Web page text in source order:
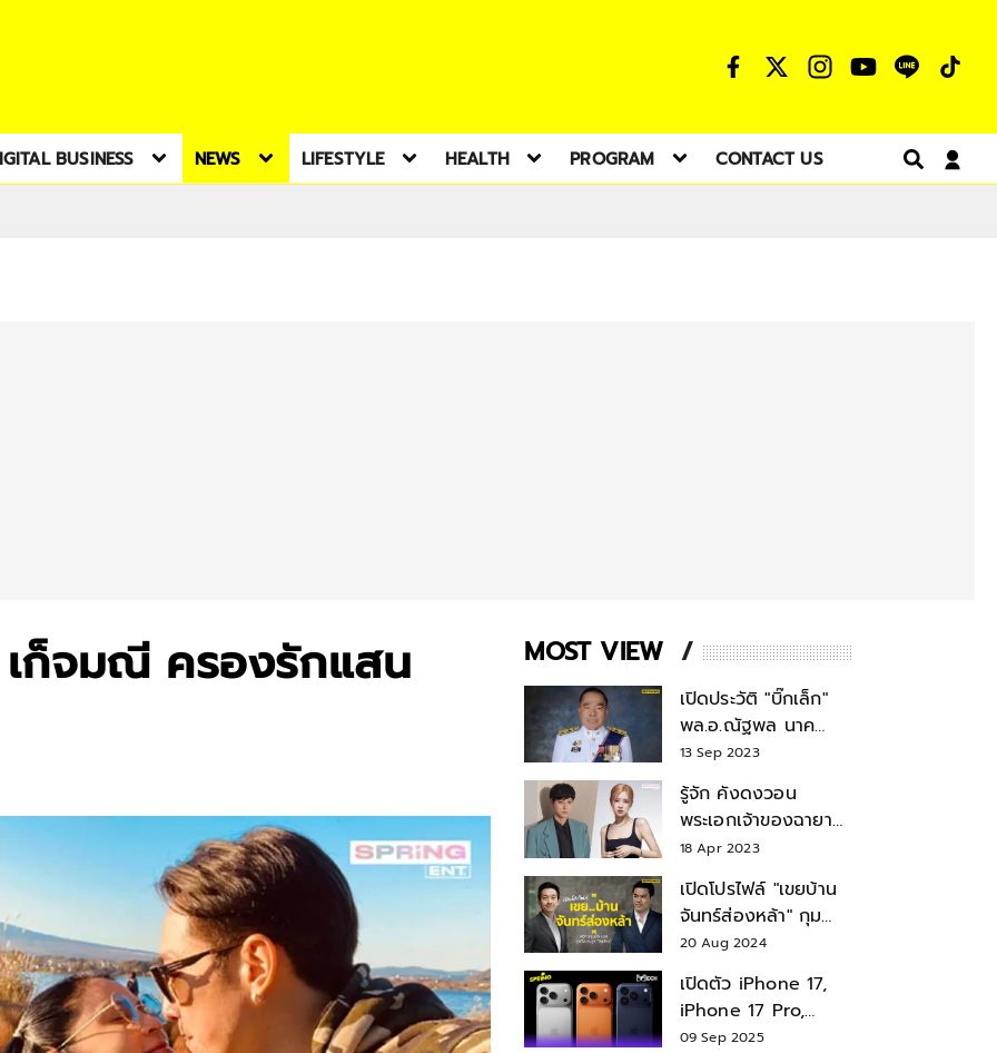
BUSINESS NEWS LIFESTYLE HEALTH PROGRAM CONTACT US
เก็จมณี ครองรักแสน MOST VIEW
เปิดประวัติ "บิ๊กเล็ก"
พล.อ.ณัฐพล นาค
พาณิชย์ จากเลขาฯ
สมช.-เลขาฯ
รมว.กลาโหม
13 Sep 2023
รู้จัก คังดงวอน
พระเอกเจ้าของฉายา
สมบัติแห่งชาติ หลังมี
18 Apr 2023
เปิดโปรไฟล์ "เขยบ้าน
จันทร์ส่องหล้า" กุม
บังเหียนธุรกิจตระกูล
"ชินวัตร"
20 Aug 2024
เปิดตัว iPhone 17,
iPhone 17 Pro,
iPhone 17 Air สเปค
09 Sep 2025